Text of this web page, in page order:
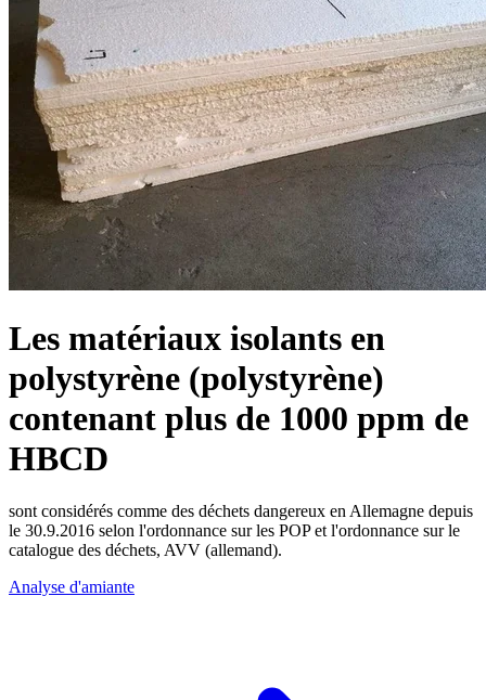
Les matériaux isolants en
polystyrène (polystyrène)
contenant plus de 1000 ppm de
HBCD
sont considérés comme des déchets dangereux en Allemagne depuis
le 30.9.2016 selon l'ordonnance sur les POP et l'ordonnance sur le
catalogue des déchets, AVV (allemand).
Analyse d'amiante